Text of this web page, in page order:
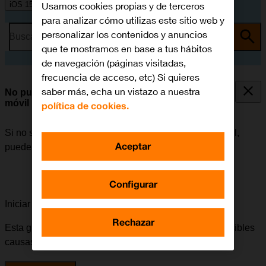
iOS 15.0
Busca por problema o tema
No puedo utilizar la conexión de internet de mi
móvil
Si no se puede utilizar la conexión de internet del móvil,
puede haber varias causas posibles al problema.
Iniciar la guía para solucionar tu problema
Esta guía te va a conducir a través de una serie de posibles
causas y soluciones al problema.
Usamos cookies propias y de terceros
para analizar cómo utilizas este sitio web y
personalizar los contenidos y anuncios
que te mostramos en base a tus hábitos
de navegación (páginas visitadas,
frecuencia de acceso, etc) Si quieres
saber más, echa un vistazo a nuestra
política de cookies.
Configurar
Rechazar
Aceptar